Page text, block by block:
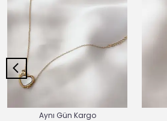
Aynı Gün Kargo